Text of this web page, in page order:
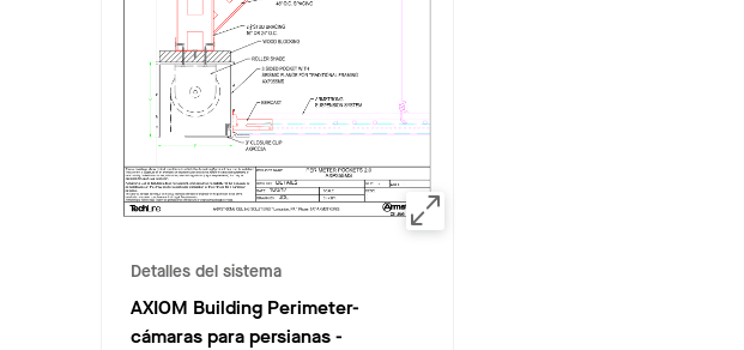
Detalles del sistema
AXIOM Building Perimeter-
cámaras para persianas-